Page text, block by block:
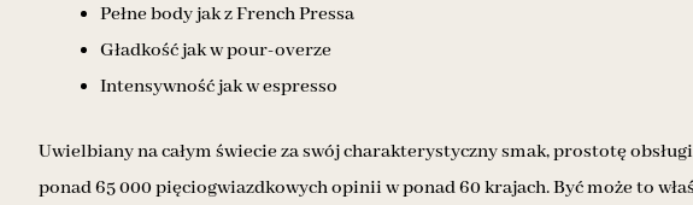
Pełne body jak z French Pressa
Gładkość jak w pour-overze
Intensywność jak w espresso
Uwielbiany na całym świecie za swój charakterystyczny smak, prostotę
ponad 65 000 pięciogwiazdkowych opinii w ponad 60 krajach. Być może to